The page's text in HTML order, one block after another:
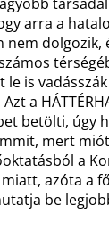
arra a
nem dolgozik,
is
a
betölti, úgy
mert
a
azóta a
be